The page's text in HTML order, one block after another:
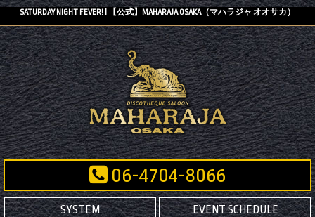
SATURDAY NIGHT FEVER! | 【公式】MAHARAJA OSAKA（マハラジャ オオサカ）
06-4704-8066
SYSTEM EVENT SCHEDULE